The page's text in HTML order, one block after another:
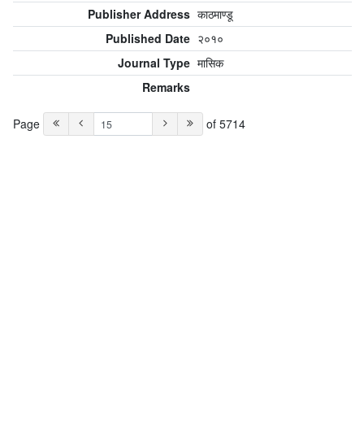
Publisher Address काठमाण्डू
Published Date २०१०
Journal Type मासिक
Remarks
Page of 5714